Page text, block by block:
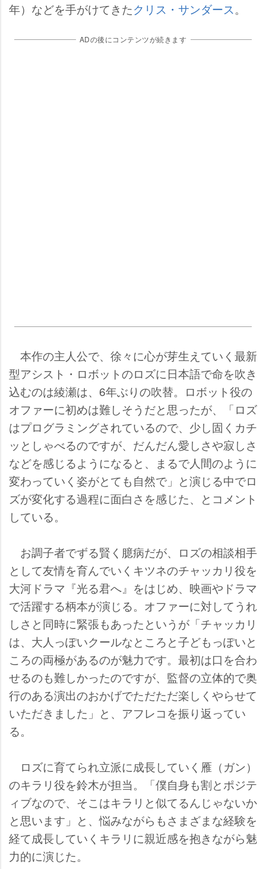
年）などを手がけてきたクリス・サンダース。
ADの後にコンテンツが続きます
本作の主人公で、徐々に心が芽生えていく最新
型アシスト・ロボットのロズに日本語で命を吹き
込むのは綾瀬は、6年ぶりの吹替。ロボット役の
オファーに初めは難しそうだと思ったが、「ロズ
はプログラミングされているので、少し固くカチ
ッとしゃべるのですが、だんだん愛しさや寂しさ
などを感じるようになると、まるで人間のように
変わっていく姿がとても自然で」と演じる中でロ
ズが変化する過程に面白さを感じた、とコメント
している。
お調子者でずる賢く臆病だが、ロズの相談相手
として友情を育んでいくキツネのチャッカリ役を
大河ドラマ『光る君へ』をはじめ、映画やドラマ
で活躍する柄本が演じる。オファーに対してうれ
しさと同時に緊張もあったというが「チャッカリ
は、大人っぽいクールなところと子どもっぽいと
ころの両極があるのが魅力です。最初は口を合わ
せるのも難しかったのですが、監督の立体的で奥
行のある演出のおかげでただただ楽しくやらせて
いただきました」と、アフレコを振り返ってい
る。
ロズに育てられ立派に成長していく雁（ガン）
のキラリ役を鈴木が担当。「僕自身も割とポジテ
ィブなので、そこはキラリと似てるんじゃないか
と思います」と、悩みながらもさまざまな経験を
経て成長していくキラリに親近感を抱きながら魅
力的に演じた。